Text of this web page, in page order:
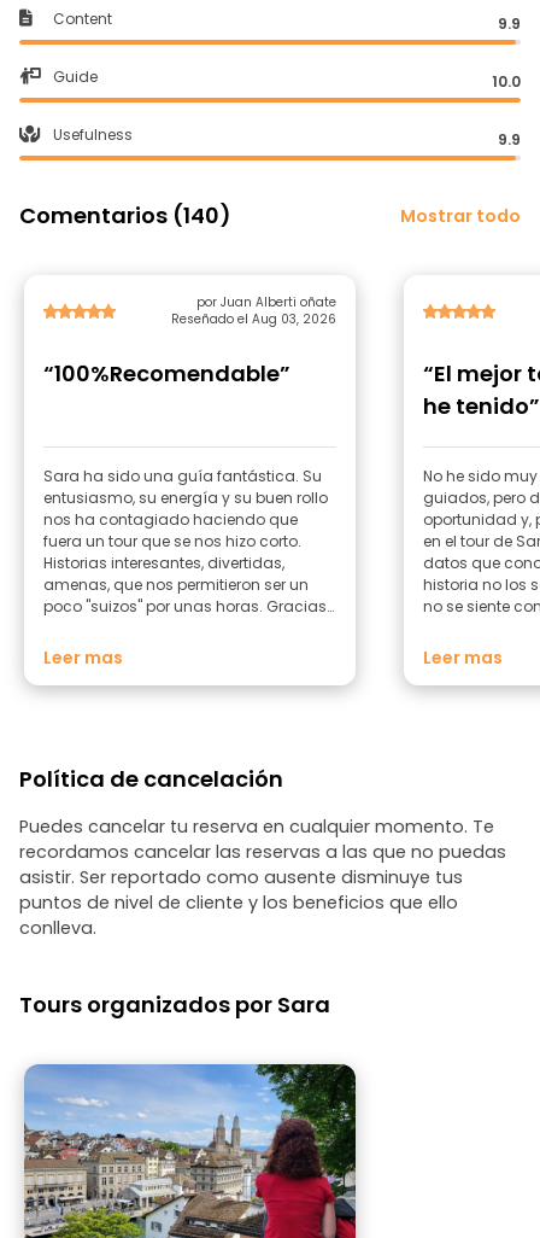
Content 9.9
Guide 10.0
Usefulness 9.9
Comentarios (140) Mostrar todo
por Juan Alberti oñate
Reseñado el Aug 03, 2026
“100%Recomendable”
Sara ha sido una guía fantástica. Su
entusiasmo, su energía y su buen rollo
nos ha contagiado haciendo que
fuera un tour que se nos hizo corto.
Historias interesantes, divertidas,
amenas, que nos permitieron ser un
poco "suizos" por unas horas. Gracias
Leer mas
“El mejor
he tenido”
No he sido
guiados, pero
oportunidad y,
en el tour de
datos que
historia no los
no se siente
de compartir
contar que lo
ciudad.
turista sabe
con gente que
Leer mas
Política de cancelación
Puedes cancelar tu reserva en cualquier momento. Te
recordamos cancelar las reservas a las que no puedas
asistir. Ser reportado como ausente disminuye tus
puntos de nivel de cliente y los beneficios que ello
conlleva.
Tours organizados por Sara